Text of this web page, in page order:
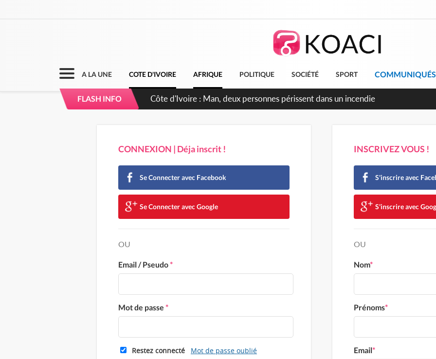
A LA UNE COTE D'IVOIRE AFRIQUE POLITIQUE SOCIÉTÉ SPORT COMMUNIQUÉS
FLASH INFO
CONNEXION | Déja inscrit !
Se Connecter avec Facebook
Se Connecter avec Google
OU
Email / Pseudo*
Mot de passe *
Restez connecté Mot de passe oublié
INSCRIVEZ VOUS !
S'inscrire avec
S'inscrire avec
OU
Nom*
Prénoms*
Email*